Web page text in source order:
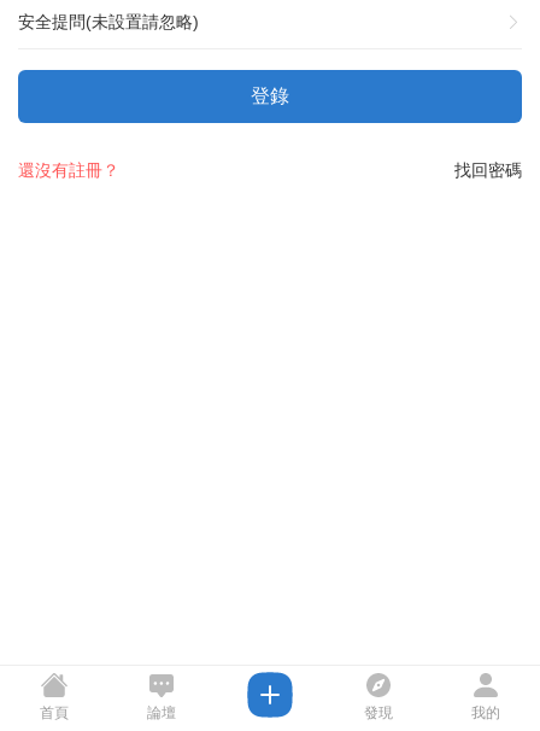
安全提問(未設置請忽略)
登錄
找回密碼
還沒有註冊？
首頁 論壇 發現 我的